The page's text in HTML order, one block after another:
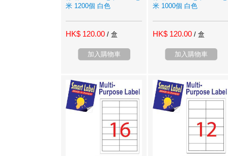
米 1200個 白色
HK$ 120.00 / 盒
加入購物車
米 1000個 白色
HK$ 120.00 / 盒
加入購物車